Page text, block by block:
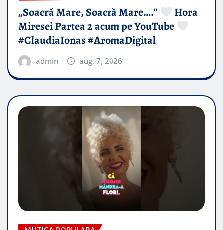
„Soacră Mare, Soacră Mare….”
Hora
Miresei Partea 2 acum pe YouTube
#ClaudiaIonas #AromaDigital
admin aug. 7, 2026